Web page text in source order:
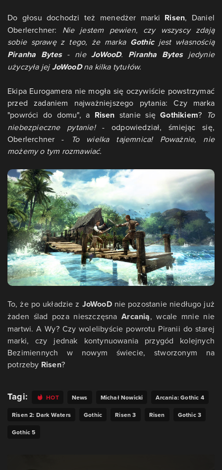
Do głosu dochodzi też menedżer marki Risen, Daniel
Oberlerchner: Nie jestem pewien, czy wszyscy zdają
sobie sprawę z tego, że marka Gothicjest własnością
Piranha Bytes- nieJoWooD. Piranha Bytesjedynie
użyczyła jejJoWooDna kilka tytułów.
Ekipa Eurogamera nie mogła się oczywiście powstrzymać
przed zadaniem najważniejszego pytania: Czy marka
"powróci do domu", a Risen stanie sięGothikiem? To
niebezpieczne pytanie!- odpowiedział, śmiejąc się,
Oberlerchner -
To wielka tajemnica! Poważnie, nie
możemy o tym rozmawiać.
To, że po układzie z JoWooDnie pozostanie niedługo już
żaden ślad poza nieszczęsnaArcanią, wcale mnie nie
martwi. A Wy? Czy wolelibyście powrotu Piranii do starej
marki, czy jednak kontynuowania przygód kolejnych
Bezimiennych w nowym świecie, stworzonym na
potrzeby Risen?
Tagi: HOT News Michał Nowicki
Arcania: Gothic 4
Risen 2: Dark Waters
Gothic Risen 3 Risen
Gothic 3
Gothic 5